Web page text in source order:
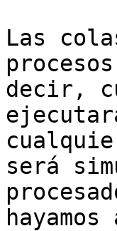
Las
decir,
será